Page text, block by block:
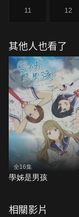
11 12
其他人也看了
全16集
學姊是男孩
相關影片